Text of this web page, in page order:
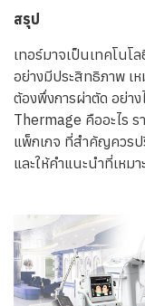
สรุป
เทอร์มาจเป็นเทคโนโ
อย่างมีประสิทธิภาพ เ
ต้องพึ่งการผ่าตัด อย่า
Thermage คืออะไร ร
แพ็กเกจ ที่สำคัญควร
และให้คำแนะนำที่เหมา